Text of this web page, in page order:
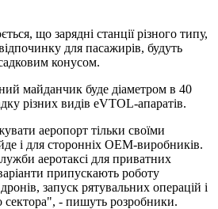
що зарядні станції різного типу,
для пасажирів, будуть
конусом.
майданчик буде діаметром в 40
різних видів eVTOL-апаратів.
аеропорт тільки своїми
і для сторонніх OEM-виробників.
аеротаксі для приватних
припускають роботу
запуск рятувальних операцій і
сектора", - пишуть розробники.